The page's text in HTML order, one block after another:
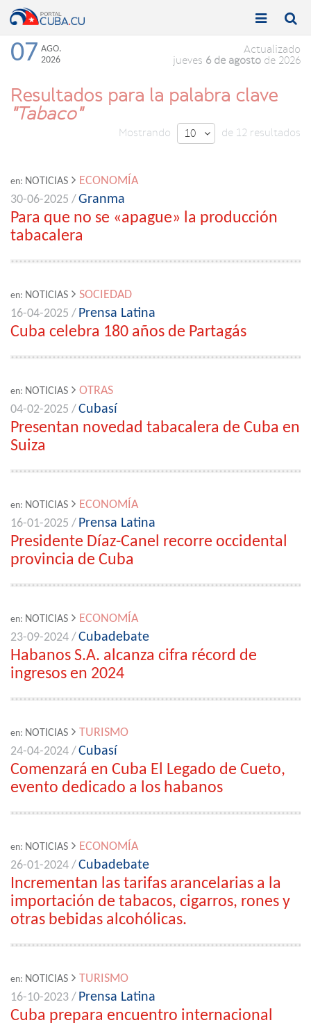
Toggle

Toggle

07 AGO.
2026
Actualizado
jueves 6 de agosto de 2026
Resultados para la palabra clave
"Tabaco"
Mostrando 10  de 12 resultados
en: NOTICIAS
ECONOMÍA
30-06-2025 /Granma
Para que no se «apague» la producción
tabacalera
en: NOTICIAS
SOCIEDAD
16-04-2025 / Prensa Latina
Cuba celebra 180 años de Partagás
en: NOTICIAS
OTRAS
04-02-2025 /Cubasí
Presentan novedad tabacalera de Cuba en
Suiza
en: NOTICIAS
ECONOMÍA
16-01-2025 / Prensa Latina
Presidente Díaz-Canel recorre occidental
provincia de Cuba
en: NOTICIAS
ECONOMÍA
23-09-2024 /Cubadebate
Habanos S.A. alcanza cifra récord de
ingresos en 2024
en: NOTICIAS
TURISMO
24-04-2024 /Cubasí
Comenzará en Cuba El Legado de Cueto,
evento dedicado a los habanos
en: NOTICIAS
ECONOMÍA
26-01-2024 /Cubadebate
Incrementan las tarifas arancelarias a la
importación de tabacos, cigarros, rones y
otras bebidas alcohólicas.
en: NOTICIAS
TURISMO
16-10-2023 / Prensa Latina
Cuba prepara encuentro internacional